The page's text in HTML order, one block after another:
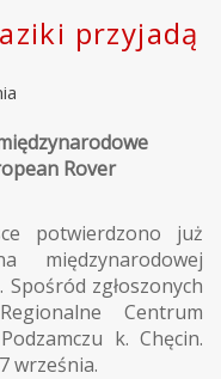
przyjadą
Rover
potwierdzono już
zgłoszonych
Centrum
k. Chęcin.
września.